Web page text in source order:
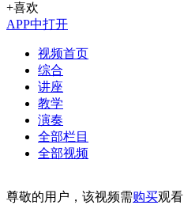
+喜欢
APP中打开
视频首页
综合
讲座
教学
演奏
全部栏目
全部视频
尊敬的用户，该视频需购买观看